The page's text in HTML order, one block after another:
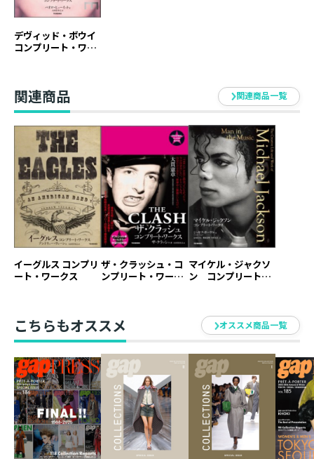
デヴィッド・ボウイ
コンプリート・ワー
関連商品 関連商品一覧
イーグルス コンプリ
ート・ワークス
ザ・クラッシュ・コ
ンプリート・ワーク
マイケル・ジャクソ
ン コンプリート・
こちらもオススメ オススメ商品一覧